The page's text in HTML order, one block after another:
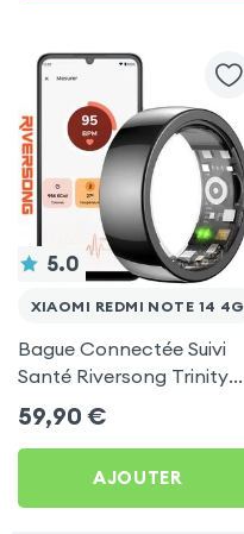
5.0
XIAOMI REDMI NOTE 14 4G
Bague Connectée Suivi
Santé Riversong Trinity
Noir - Anneau Connecté
Étanche IP68
59,90 €
AJOUTER